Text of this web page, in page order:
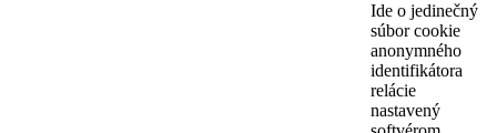
Ide o jedinečný
súbor cookie
anonymného
identifikátora
relácie
nastavený